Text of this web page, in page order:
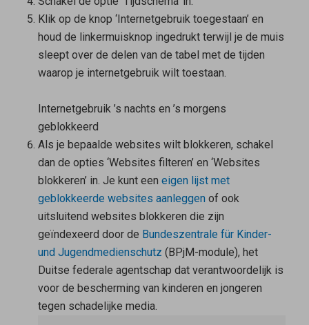
Klik op de knop ‘Internetgebruik toegestaan’ en
houd de linkermuisknop ingedrukt terwijl je de muis
sleept over de delen van de tabel met de tijden
waarop je internetgebruik wilt toestaan.
Internetgebruik ’s nachts en ’s morgens
geblokkeerd
Als je bepaalde websites wilt blokkeren, schakel
dan de opties ‘Websites filteren’ en ‘Websites
blokkeren’ in. Je kunt een eigen lijst met
geblokkeerde websites aanleggen of ook
uitsluitend websites blokkeren die zijn
geïndexeerd door de Bundeszentrale für Kinder-
und Jugendmedienschutz (BPjM-module), het
Duitse federale agentschap dat verantwoordelijk is
voor de bescherming van kinderen en jongeren
tegen schadelijke media.